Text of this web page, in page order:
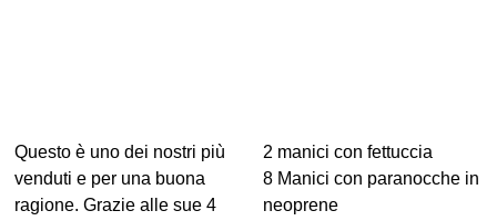
Questo è uno dei nostri più
venduti e per una buona
ragione. Grazie alle sue 4
2 manici con fettuccia
8 Manici con paranocche in
neoprene